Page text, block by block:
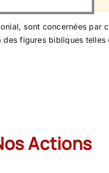
sont concernées par
figures bibliques
Actions